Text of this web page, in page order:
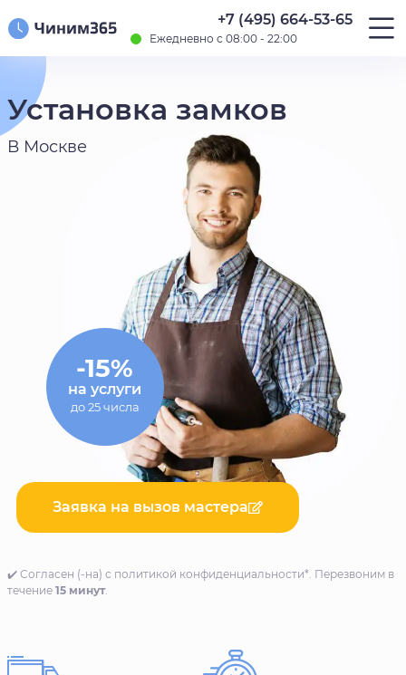
+7 (495) 664-53-65
Ежедневно с 08:00 - 22:00
Установка замков
В Москве
Заявка на вызов мастера
✔️ Согласен (-на) с политикой конфиденциальности*. Перезвоним в
течение 15 минут.
-15%
на услуги
до 25 числа